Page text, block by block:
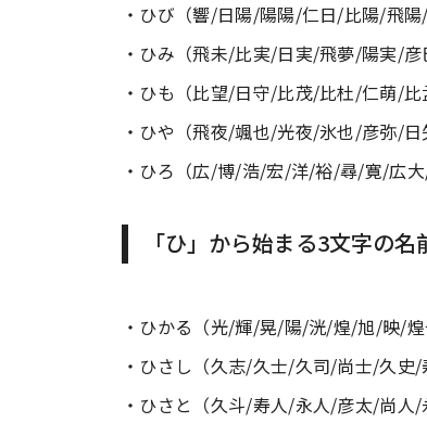
・ひび（響/日陽/陽陽/仁日/比陽/飛陽
・ひみ（飛未/比実/日実/飛夢/陽実/彦
・ひも（比望/日守/比茂/比杜/仁萌/比
・ひや（飛夜/颯也/光夜/氷也/彦弥/
・ひろ（広/博/浩/宏/洋/裕/尋/寛/広大/
「ひ」から始まる3文字の名
・ひかる（光/輝/晃/陽/洸/煌/旭/映/煌
・ひさし（久志/久士/久司/尚士/久史/
・ひさと（久斗/寿人/永人/彦太/尚人/